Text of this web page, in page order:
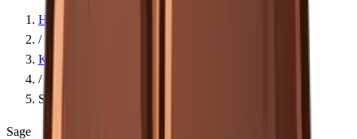
Home
/
Koffiemolens
/
Sage Smart Grinder Pro Review
Sage